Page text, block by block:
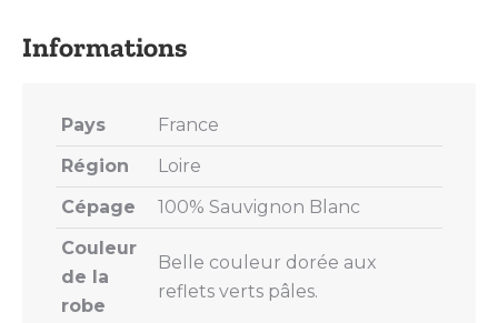
Pays
France
Région
Loire
Cépage
100% Sauvignon Blanc
Couleur
de la
robe
Belle couleur dorée aux
reflets verts pâles.